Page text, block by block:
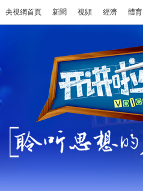
央視網首頁 新聞 視頻 經濟 體育